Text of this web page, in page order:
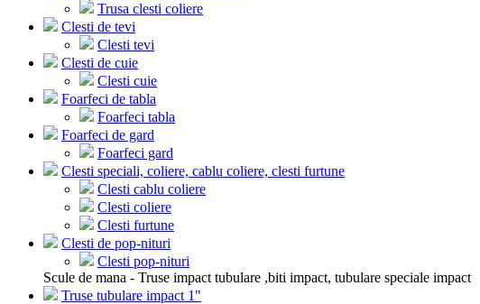
Trusa clesti coliere
Clesti de tevi
Clesti tevi
Clesti de cuie
Clesti cuie
Foarfeci de tabla
Foarfeci tabla
Foarfeci de gard
Foarfeci gard
Clesti speciali, coliere, cablu coliere, clesti furtune
Clesti cablu coliere
Clesti coliere
Clesti furtune
Clesti de pop-nituri
Clesti pop-nituri
Scule de mana - Truse impact tubulare ,biti impact, tubulare speciale impact
Truse tubulare impact 1"